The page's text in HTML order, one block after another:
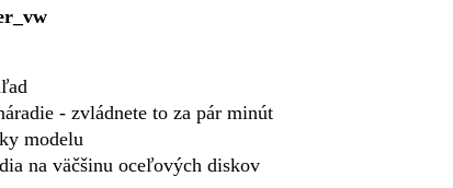
- zvládnete to za pár minút
modelu
na väčšinu oceľových diskov